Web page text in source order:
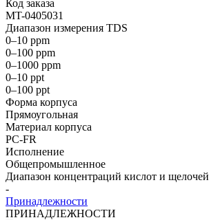
Код заказа
MT-0405031
Диапазон измерения TDS
0–10 ppm
0–100 ppm
0–1000 ppm
0–10 ppt
0–100 ppt
Форма корпуса
Прямоугольная
Материал корпуса
PC-FR
Исполнение
Общепромышленное
Диапазон концентраций кислот и щелочей
-
Принадлежности
ПРИНАДЛЕЖНОСТИ